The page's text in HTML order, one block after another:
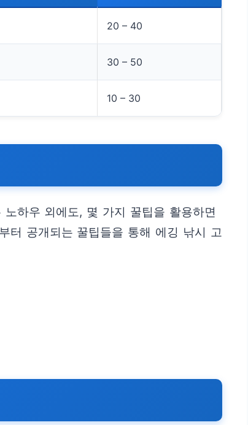
20 – 40
30 – 50
10 – 30
하우 외에도, 몇 가지 꿀팁을 활용하면
터 공개되는 꿀팁들을 통해 에깅 낚시 고